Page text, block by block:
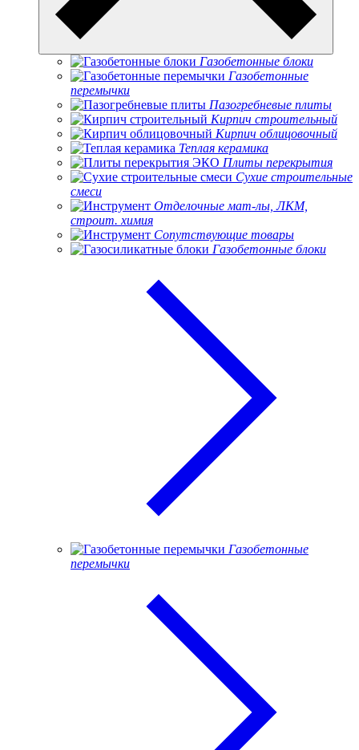
Газобетонные блоки
Газобетонные
перемычки
Пазогребневые плиты
Кирпич строительный
Кирпич облицовочный
Теплая керамика
Плиты перекрытия
Сухие строительные
смеси
Отделочные мат-лы, ЛКМ,
строит. химия
Сопутствующие товары
Газобетонные блоки
Газобетонные
перемычки